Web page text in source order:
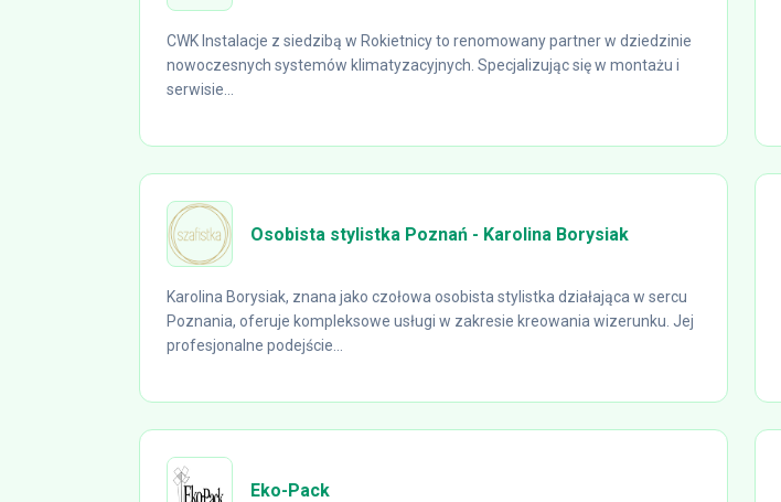
CWK Instalacje z siedzibą w Rokietnicy to renomowany partner w dziedzinie
nowoczesnych systemów klimatyzacyjnych. Specjalizując się w montażu i
serwisie...
Osobista stylistka Poznań - Karolina Borysiak
Karolina Borysiak, znana jako czołowa osobista stylistka działająca w sercu
Poznania, oferuje kompleksowe usługi w zakresie kreowania wizerunku. Jej
profesjonalne podejście...
Eko-Pack